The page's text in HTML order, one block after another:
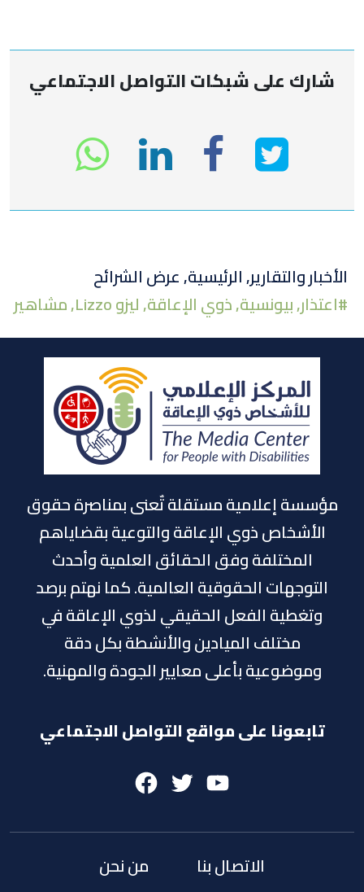
شارك على شبكات التواصل الاجتماعي
انشر
على
تويتر
انشر
في
الفيسبوك
انشر
على
لينكد
إن
الأخبار والتقارير,الرئيسية,عرض الشرائح
#اعتذار,بيونسية,ذوي الإعاقة,ليزو Lizzo ,مشاهير
مؤسسة إعلامية مستقلة تٌعنى بمناصرة حقوق
الأشخاص ذوي الإعاقة والتوعية بقضاياهم
المختلفة وفق الحقائق العلمية وأحدث
التوجهات الحقوقية العالمية. كما نهتم برصد
وتغطية الفعل الحقيقي لذوي الإعاقة في
مختلف الميادين والأنشطة بكل دقة
وموضوعية بأعلى معايير الجودة والمهنية.
تابعونا على مواقع التواصل الاجتماعي
Facebook
TwitterYoutube
الاتصال بنا من نحن